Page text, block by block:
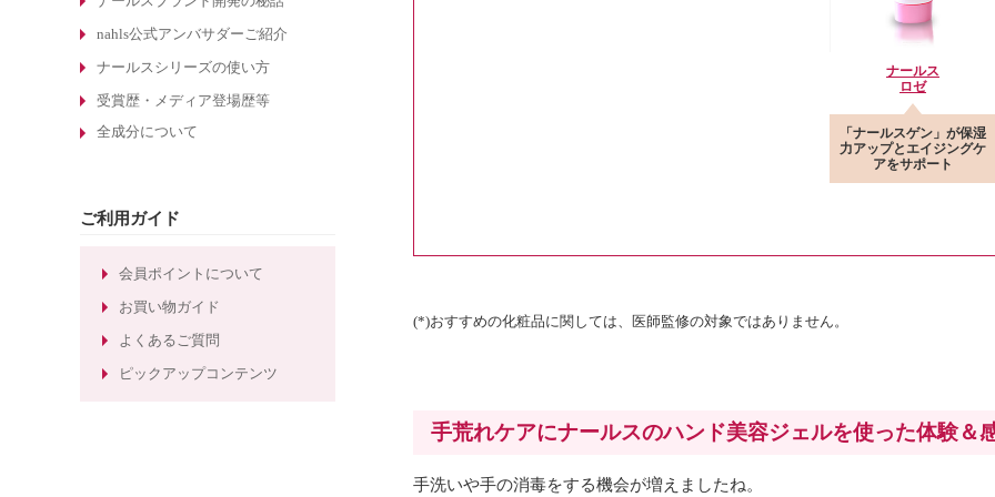
エイジングケア化粧品の選び方
敏感肌化粧品の選び方
30代のエイジングケア化粧品
たるみ毛穴ケアの化粧水
粧品
粧水
nahls公式アンバサダーご紹介
ナールスシリーズの使い方
受賞歴・メディア登場歴等
全成分について
ご利用ガイド
会員ポイントについて
お買い物ガイド
よくあるご質問
ピックアップコンテンツ
ナールス
ロゼ
「ナールスゲン」が保湿
力アップとエイジングケ
アをサポート
(*)おすすめの化粧品に関しては、医師監修の対象ではありません。
手荒れケアにナールスのハンド美容ジェルを使った体験＆
手洗いや手の消毒をする機会が増えましたね。